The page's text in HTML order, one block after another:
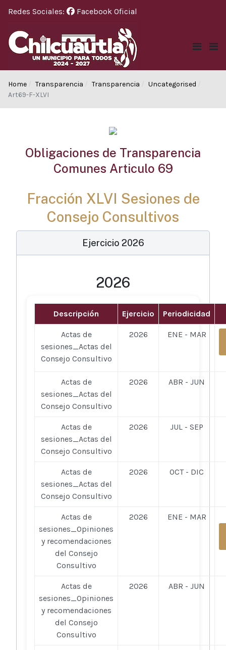
Redes Sociales: Facebook Oficial
Home Transparencia Transparencia
Uncategorised
Art69-F-XLVI
Obligaciones de Transparencia
Comunes Articulo 69
Fracción XLVI Sesiones de
Consejo Consultivos
Ejercicio 2026
2026
Descripción Ejercicio Periodicidad
Actas de
sesiones_Actas del
Consejo Consultivo
2026 ENE - MAR
Actas de
sesiones_Actas del
Consejo Consultivo
2026 ABR - JUN
Actas de
sesiones_Actas del
Consejo Consultivo
2026 JUL - SEP
Actas de
sesiones_Actas del
Consejo Consultivo
2026 OCT - DIC
Actas de
sesiones_Opiniones
y recomendaciones
del Consejo
Consultivo
2026 ENE - MAR
Actas de
sesiones_Opiniones
y recomendaciones
del Consejo
Consultivo
2026 ABR - JUN